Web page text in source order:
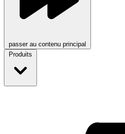
passer au contenu principal
Produits